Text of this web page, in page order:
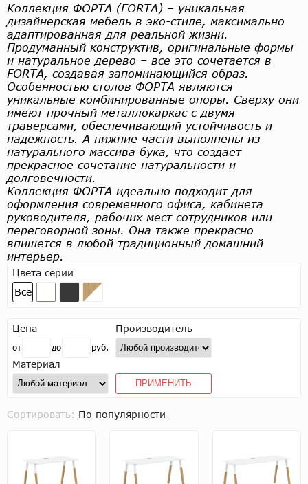
Коллекция ФОРТА (FORTA) – уникальная
дизайнерская мебель в эко-стиле, максимально
адаптированная для реальной жизни.
Продуманный конструктив, оригинальные формы
и натуральное дерево – все это сочетается в
FORTA, создавая запоминающийся образ.
Особенностью столов ФОРТА являются
уникальные комбинированные опоры. Сверху они
имеют прочный металлокаркас с двумя
траверсами, обеспечивающий устойчивость и
надежность. А нижние части выполнены из
натурального массива бука, что создает
прекрасное сочетание натуральности и
долговечности.
Коллекция ФОРТА идеально подходит для
оформления современного офиса, кабинета
руководителя, рабочих мест сотрудников или
переговорной зоны. Она также прекрасно
впишется в любой традиционный домашний
интерьер.
Цвета серии
Все
Цена
от до руб.
Производитель
Материал
ПРИМЕНИТЬ
Сортировать: По популярности